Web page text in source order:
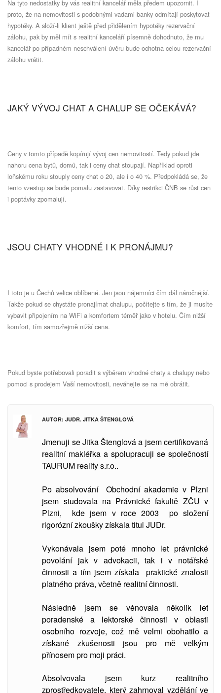
Na tyto nedostatky by vás realitní kancelář měla předem upozornit. I
proto, že na nemovitosti s podobnými vadami banky odmítají poskytovat
hypotéky. A složí-li klient ještě před přidělením hypotéky rezervační
zálohu, pak by měl mít s realitní kanceláří písemně dohodnuto, že mu
kancelář po případném neschválení úvěru bude ochotna celou rezervační
zálohu vrátit.
JAKÝ VÝVOJ CHAT A CHALUP SE OČEKÁVÁ?
Ceny v tomto případě kopírují vývoj cen nemovitostí. Tedy pokud jde
nahoru cena bytů, domů, tak i ceny chat stoupají. Například oproti
loňskému roku stouply ceny chat o 20, ale i o 40 %. Předpokládá se, že
tento vzestup se bude pomalu zastavovat. Díky restrikci ČNB se růst cen
i poptávky zpomalují.
JSOU CHATY VHODNÉ I K PRONÁJMU?
I toto je u Čechů velice oblíbené. Jen jsou nájemníci čím dál náročnější.
Takže pokud se chystáte pronajímat chalupu, počítejte s tím, že ji musíte
vybavit připojením na WiFi a komfortem téměř jako v hotelu. Čím nižší
komfort, tím samozřejmě nižší cena.
Pokud byste potřebovali poradit s výběrem vhodné chaty a chalupy nebo
pomoci s prodejem Vaší nemovitosti, neváhejte se na mě obrátit.
AUTOR: JUDR. JITKA ŠTENGLOVÁ
Jmenuji se Jitka Štenglová a jsem certifikovaná
realitní makléřka a spolupracuji se společností
TAURUM reality s.r.o..
Po absolvování Obchodní akademie v Plzni
jsem studovala na Právnické fakultě ZČU v
Plzni, kde jsem v roce 2003 po složení
rigorózní zkoušky získala titul JUDr.
Vykonávala jsem poté mnoho let právnické
povolání jak v advokacii, tak i v notářské
činnosti a tím jsem získala praktické znalosti
platného práva, včetně realitní činnosti.
Následně jsem se věnovala několik let
poradenské a lektorské činnosti v oblasti
osobního rozvoje, což mě velmi obohatilo a
získané zkušenosti jsou pro mě velkým
přínosem pro moji práci.
Absolvovala jsem kurz realitního
zprostředkovatele, který zahrnoval vzdělání ve